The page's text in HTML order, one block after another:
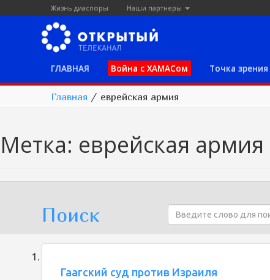
Жизнь диаспоры Наши партнеры
ГЛАВНАЯ Война с ХАМАСом Точка зрения
Главная / еврейская армия
Метка: еврейская армия
Поиск
Гаагский суд против Израиля